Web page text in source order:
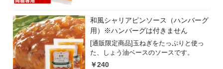
和風シャリアピンソース（ハンバーグ
用）※ハンバーグは付きません
[通販限定商品]玉ねぎをたっぷりと使っ
た、しょう油ベースのソースです。
￥240